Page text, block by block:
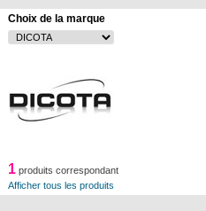
Choix de la marque
1 produits correspondant
Afficher tous les produits